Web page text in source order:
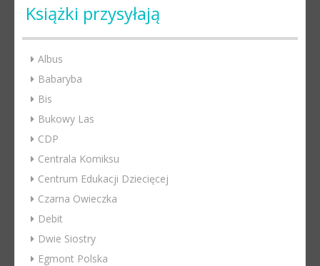
Książki przysyłają
Albus
Babaryba
Bis
Bukowy Las
CDP
Centrala Komiksu
Centrum Edukacji Dziecięcej
Czarna Owieczka
Debit
Dwie Siostry
Egmont Polska